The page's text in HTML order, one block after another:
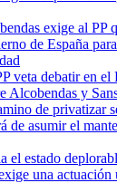
exige al PP
de España
veta debatir en el
Alcobendas y
de privatizar
de asumir el
el estado
una actuación